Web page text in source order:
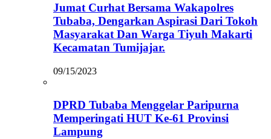
Jumat Curhat Bersama Wakapolres
Tubaba, Dengarkan Aspirasi Dari Tokoh
Masyarakat Dan Warga Tiyuh Makarti
Kecamatan Tumijajar.
09/15/2023
DPRD Tubaba Menggelar Paripurna
Memperingati HUT Ke-61 Provinsi
Lampung